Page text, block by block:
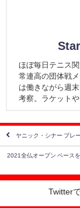
ほぼ毎日テニス
常連高の団体戦
は働きながら週
考察。ラケット
ヤニック・シナー プレ
2021全仏オープン ペース
Twitter